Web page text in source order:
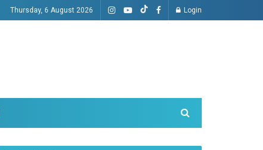
Thursday, 6 August 2026 Login